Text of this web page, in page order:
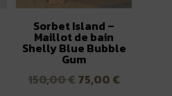
Sorbet Island –
Maillot de bain
Shelly Blue Bubble
Gum
150,00€ Le
75,00 €Le